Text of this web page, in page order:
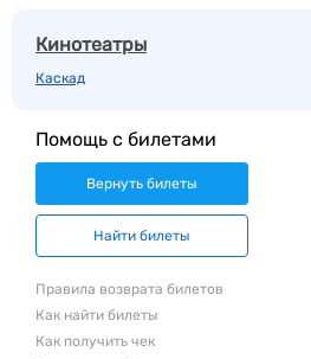
Кинотеатры
Каскад
Помощь с билетами
Вернуть билеты
Найти билеты
Правила возврата билетов
Как найти билеты
Как получить чек